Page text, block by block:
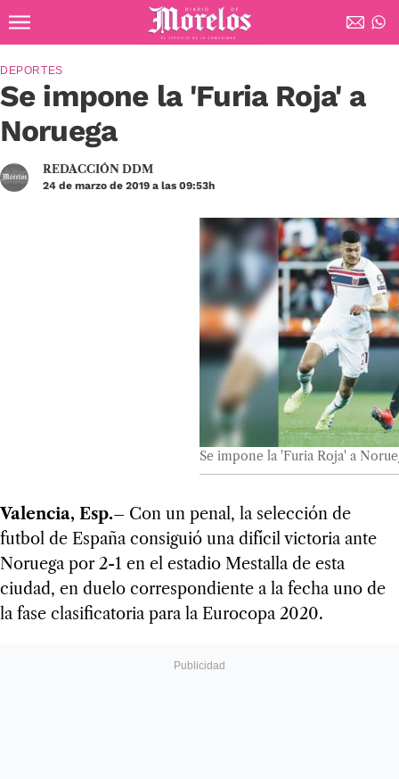
Diario de Morelos
Se impone la 'Furia Roja' a
Noruega
DEPORTES
REDACCIÓN DDM
24 de marzo de 2019 a las 09:53h
Se impone la 'Furia Roja' a
Valencia, Esp.– Con un penal, la selección de
futbol de España consiguió una difícil victoria ante
Noruega por 2-1 en el estadio Mestalla de esta
ciudad, en duelo correspondiente a la fecha uno de
la fase clasificatoria para la Eurocopa 2020.